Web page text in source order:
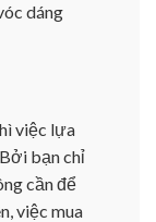
dáng
việc lựa
bạn chỉ
cần để
việc mua